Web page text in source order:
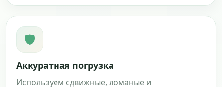
🛡
Аккуратная погрузка
Используем сдвижные, ломаные и